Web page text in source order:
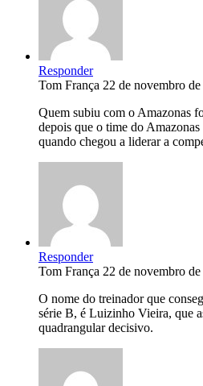
Responder
Tom França 22 de novembro
Quem subiu com o Amazonas
depois que o time do
quando chegou a liderar a
Responder
Tom França 22 de novembro
O nome do treinador que
série B, é Luizinho Vieira, que
quadrangular decisivo.